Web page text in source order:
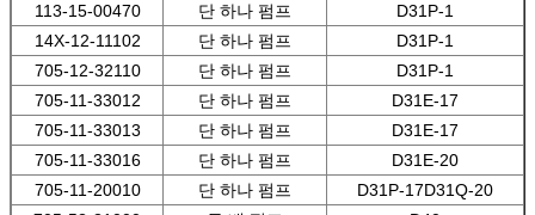
113-15-00470
단 하나 펌프
D31P-1
14X-12-11102
단 하나 펌프
D31P-1
705-12-32110
단 하나 펌프
D31P-1
705-11-33012
단 하나 펌프
D31E-17
705-11-33013
단 하나 펌프
D31E-17
705-11-33016
단 하나 펌프
D31E-20
705-11-20010
단 하나 펌프
D31P-17D31Q-20